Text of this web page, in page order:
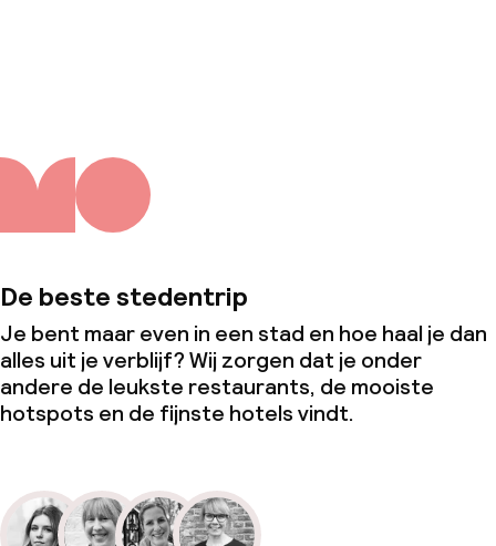
De beste stedentrip
Je bent maar even in een stad en hoe haal je dan
alles uit je verblijf? Wij zorgen dat je onder
andere de leukste restaurants, de mooiste
hotspots en de fijnste hotels vindt.